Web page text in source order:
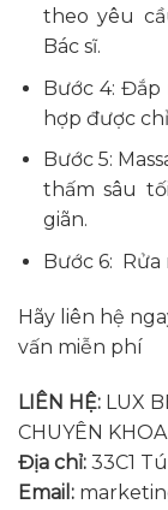
theo yêu
Bác sĩ.
Bước 4:
hợp được
Bước 5:
thấm sâu
giãn.
Bước 6:
Hãy liên hệ
vấn miễn phí
LIÊN HỆ: LUX
CHUYÊN
Địa chỉ: 33C1
Email: